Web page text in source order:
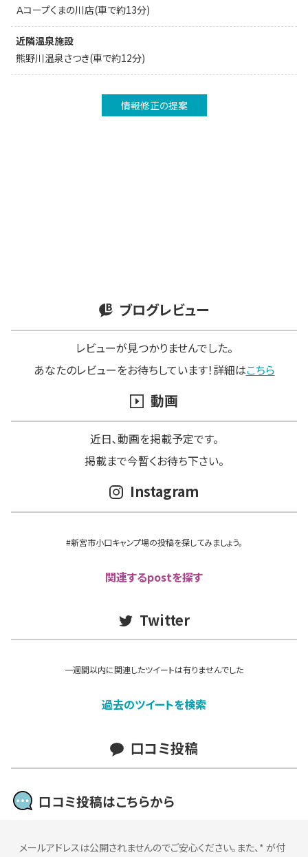
Ａコープくまの川店(車で約13分)
近隣温泉施設
熊野川温泉さつき(車で約12分)
情報修正の提案
ブログレビュー
レビューが見つかりませんでした。
あなたのレビューをお待ちしています！詳細はこちら
動画
近日､動画を掲載予定です。
掲載まで今暫くお待ち下さい。
Instagram
#新宮市小口キャンプ場の投稿を探してみましょう。
関連するpostを探す
Twitter
一週間以内に関連したツイートは有りませんでした
過去のツイートを検索
口コミ投稿
口コミ投稿はこちらから
メールアドレスは公開されませんのでご安心ください。また、* が付